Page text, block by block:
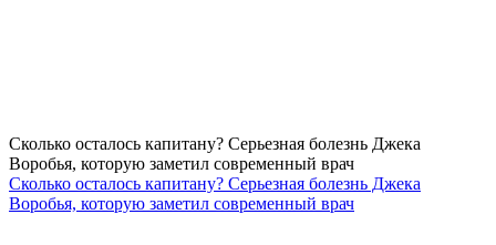
Сколько осталось капитану? Серьезная болезнь Джека
Воробья, которую заметил современный врач
Сколько осталось капитану? Серьезная болезнь Джека
Воробья, которую заметил современный врач